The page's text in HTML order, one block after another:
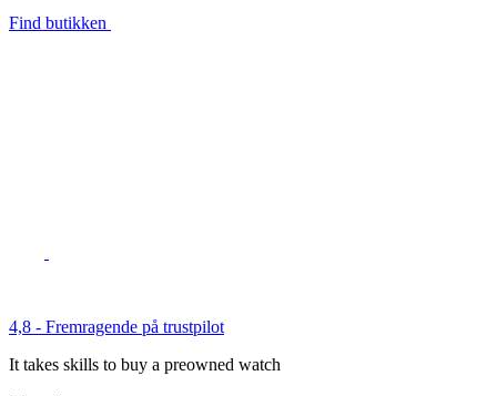
Find butikken
4,8 - Fremragende på trustpilot
It takes skills to buy a preowned watch